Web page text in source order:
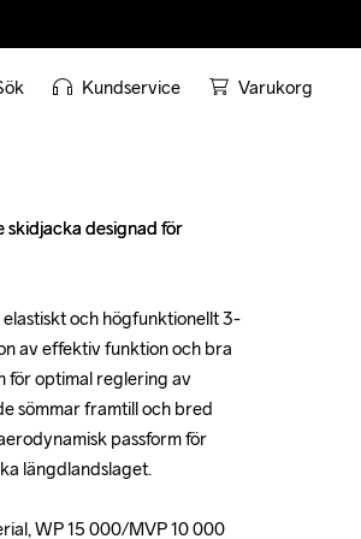
Kundservice Varukorg
skidjacka designad för
och högfunktionellt 3-
av effektiv funktion och bra
för optimal reglering av
sömmar framtill och bred
passform för
längdlandslaget.
WP 15 000/MVP 10 000
skidjacka designad för
och högfunktionellt 3-
av effektiv funktion och bra
för optimal reglering av
sömmar framtill och bred
passform för
längdlandslaget.
WP 15 000/MVP 10 000